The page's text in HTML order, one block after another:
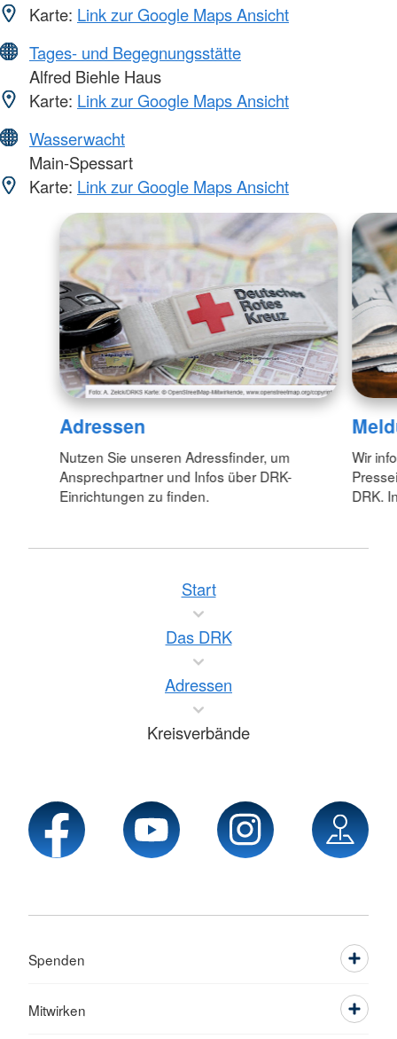
Karte: Link zur Google Maps Ansicht
Tages- und Begegnungsstätte
Alfred Biehle Haus
Karte: Link zur Google Maps Ansicht
Wasserwacht
Main-Spessart
Karte: Link zur Google Maps Ansicht
Adressen
Nutzen Sie unseren Adressfinder, um
Ansprechpartner und Infos über DRK-
Einrichtungen zu finden.
Wir
DRK.
Start
Das DRK
Adressen
Kreisverbände
Spenden
Mitwirken